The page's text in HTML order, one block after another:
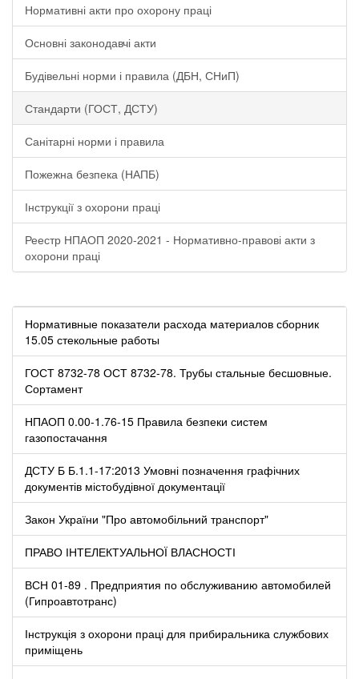
Нормативні акти про охорону праці
Основні законодавчі акти
Будівельні норми і правила (ДБН, СНиП)
Стандарти (ГОСТ, ДСТУ)
Санітарні норми і правила
Пожежна безпека (НАПБ)
Інструкції з охорони праці
Реестр НПАОП 2020-2021 - Нормативно-правові акти з
охорони праці
Нормативные показатели расхода материалов сборник
15.05 стекольные работы
ГОСТ 8732-78 ОСТ 8732-78. Трубы стальные бесшовные.
Сортамент
НПАОП 0.00-1.76-15 Правила безпеки систем
газопостачання
ДСТУ Б Б.1.1-17:2013 Умовні позначення графічних
документів містобудівної документації
Закон України "Про автомобільний транспорт"
ПРАВО ІНТЕЛЕКТУАЛЬНОЇ ВЛАСНОСТІ
ВСН 01-89 . Предприятия по обслуживанию автомобилей
(Гипроавтотранс)
Інструкція з охорони праці для прибиральника службових
приміщень